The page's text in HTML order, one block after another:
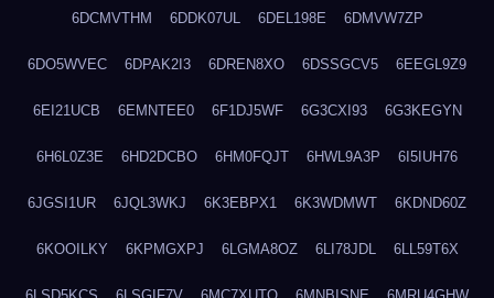
6DCMVTHM 6DDK07UL 6DEL198E 6DMVW7ZP
6DO5WVEC 6DPAK2I3 6DREN8XO 6DSSGCV5 6EEGL9Z9
6EI21UCB 6EMNTEE0 6F1DJ5WF 6G3CXI93 6G3KEGYN
6H6L0Z3E 6HD2DCBO 6HM0FQJT 6HWL9A3P 6I5IUH76
6JGSI1UR 6JQL3WKJ 6K3EBPX1 6K3WDMWT 6KDND60Z
6KOOILKY 6KPMGXPJ 6LGMA8OZ 6LI78JDL 6LL59T6X